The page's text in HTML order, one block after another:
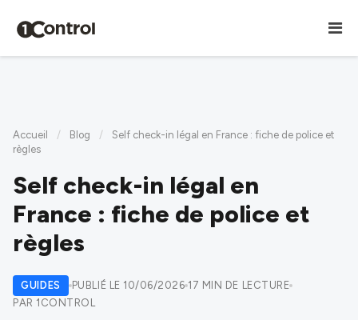
Accueil / Blog /
Self check-in légal en France : fiche de police et
règles
Self check-in légal en
France : fiche de police et
règles
GUIDES PUBLIÉ LE 10/06/2026 17 MIN DE LECTURE
PAR 1CONTROL